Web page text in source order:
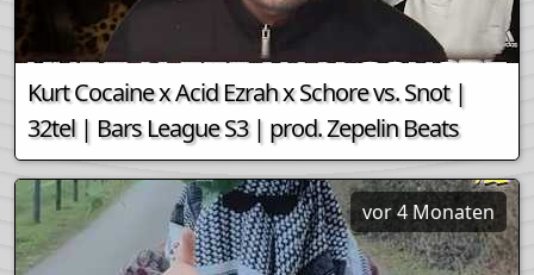
Kurt Cocaine x Acid Ezrah x Schore vs. Snot |
32tel | Bars League S3 | prod. Zepelin Beats
vor 4 Monaten